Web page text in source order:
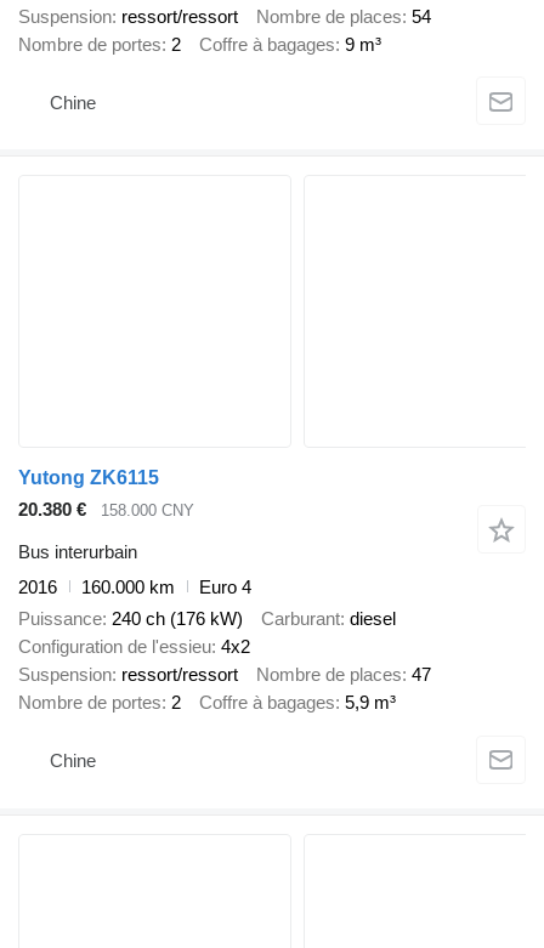
Suspension ressort/ressort Nombre de places 54
Nombre de portes 2 Coffre à bagages 9 m³
Chine
Yutong ZK6115
20.380 €
158.000 CNY
Bus interurbain
2016
160.000 km
Euro 4
Puissance 240 ch (176 kW) Carburant diesel
Configuration de l'essieu 4x2
Suspension ressort/ressort Nombre de places 47
Nombre de portes 2 Coffre à bagages 5,9 m³
Chine